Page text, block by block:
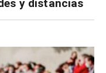
y distancias